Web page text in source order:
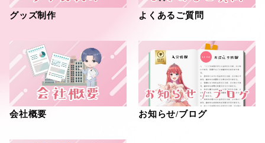
グッズ制作 よくあるご質問
会社概要 お知らせ/ブログ